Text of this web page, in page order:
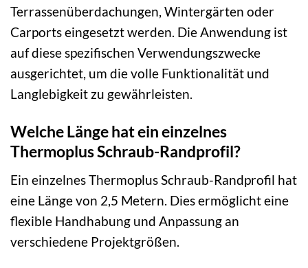
Terrassenüberdachungen, Wintergärten oder
Carports eingesetzt werden. Die Anwendung ist
auf diese spezifischen Verwendungszwecke
ausgerichtet, um die volle Funktionalität und
Langlebigkeit zu gewährleisten.
Welche Länge hat ein einzelnes
Thermoplus Schraub-Randprofil?
Ein einzelnes Thermoplus Schraub-Randprofil hat
eine Länge von 2,5 Metern. Dies ermöglicht eine
flexible Handhabung und Anpassung an
verschiedene Projektgrößen.